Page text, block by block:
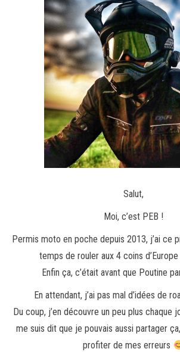
Salut,
Moi, c’est PEB !
Permis moto en poche depuis 2013, j’ai ce
temps de rouler aux 4 coins
Enfin ça, c’était avant que Poutine
En attendant, j’ai pas mal d’idées de
Du coup, j’en découvre un peu plus chaque
me suis dit que je pouvais aussi partager
profiter de mes erreurs